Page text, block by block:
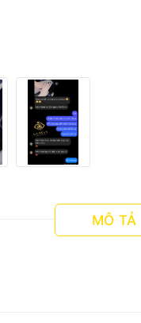
MÔ TẢ